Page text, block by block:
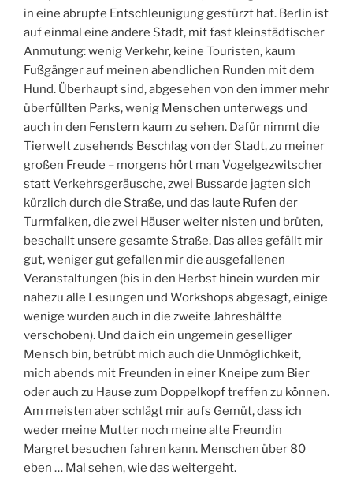
in eine abrupte Entschleunigung gestürzt hat. Berlin ist
auf einmal eine andere Stadt, mit fast kleinstädtischer
Anmutung: wenig Verkehr, keine Touristen, kaum
Fußgänger auf meinen abendlichen Runden mit dem
Hund. Überhaupt sind, abgesehen von den immer mehr
überfüllten Parks, wenig Menschen unterwegs und
auch in den Fenstern kaum zu sehen. Dafür nimmt die
Tierwelt zusehends Beschlag von der Stadt, zu meiner
großen Freude – morgens hört man Vogelgezwitscher
statt Verkehrsgeräusche, zwei Bussarde jagten sich
kürzlich durch die Straße, und das laute Rufen der
Turmfalken, die zwei Häuser weiter nisten und brüten,
beschallt unsere gesamte Straße. Das alles gefällt mir
gut, weniger gut gefallen mir die ausgefallenen
Veranstaltungen (bis in den Herbst hinein wurden mir
nahezu alle Lesungen und Workshops abgesagt, einige
wenige wurden auch in die zweite Jahreshälfte
verschoben). Und da ich ein ungemein geselliger
Mensch bin, betrübt mich auch die Unmöglichkeit,
mich abends mit Freunden in einer Kneipe zum Bier
oder auch zu Hause zum Doppelkopf treffen zu können.
Am meisten aber schlägt mir aufs Gemüt, dass ich
weder meine Mutter noch meine alte Freundin
Margret besuchen fahren kann. Menschen über 80
eben … Mal sehen, wie das weitergeht.